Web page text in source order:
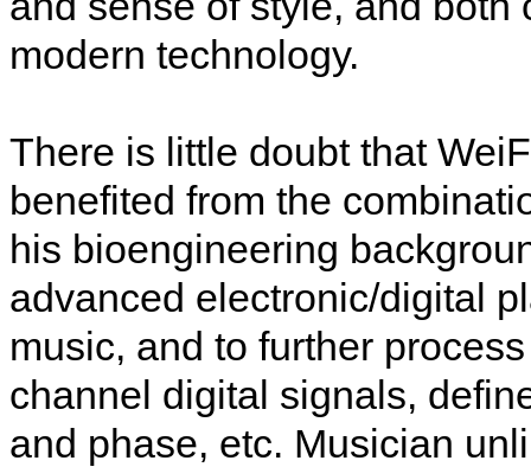
modern technology.
There is little doubt that
benefited from the
his bioengineering
advanced electronic/digital
music, and to further
channel digital signals,
and phase, etc. Musician